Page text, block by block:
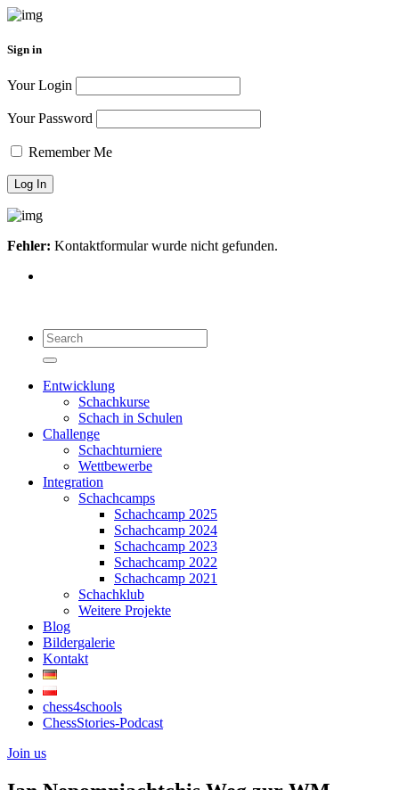
Sign in
Your Login
Your Password
Remember Me
Fehler: Kontaktformular wurde nicht gefunden.
Search
for:
Search
Entwicklung
Schachkurse
Schach in Schulen
Challenge
Schachturniere
Wettbewerbe
Integration
Schachcamps
Schachcamp 2025
Schachcamp 2024
Schachcamp 2023
Schachcamp 2022
Schachcamp 2021
Schachklub
Weitere Projekte
Blog
Bildergalerie
Kontakt
chess4schools
ChessStories-Podcast
Join us